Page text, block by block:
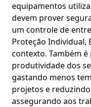
equipamentos
devem prover
um controle de
Proteção Individual,
contexto. Também
produtividade dos
gastando menos
projetos e
assegurando aos